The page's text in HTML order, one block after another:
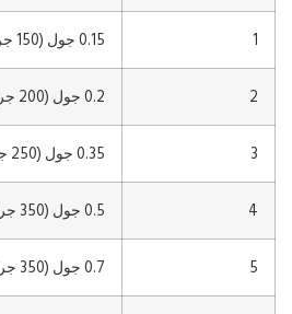
0.35 جول (250 جرام من 15 سم)